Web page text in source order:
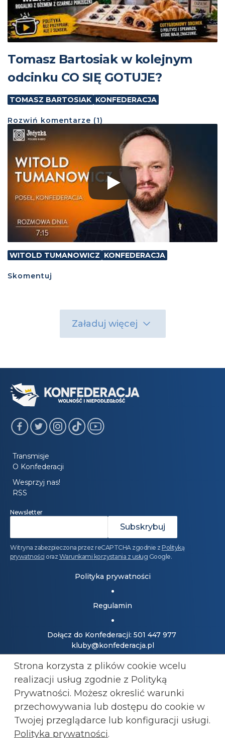
Tomasz Bartosiak w kolejnym
odcinku CO SIĘ GOTUJE?
TOMASZ BARTOSIAK KONFEDERACJA
Rozwiń komentarze (1)
WITOLD TUMANOWICZ KONFEDERACJA
Skomentuj
Załaduj więcej
Transmisje
O Konfederacji
Wesprzyj nas!
RSS
Newsletter
Witryna zabezpieczona przez reCAPTCHA zgodnie z Polityką
prywatności oraz Warunkami korzystania z usług Google.
Polityka prywatności
Regulamin
Dołącz do Konfederacji: 501 447 977
kluby@konfederacja.pl
Kontakt dla mediów: 690 868 101
biuro.prasowe@konfederacja.pl
Zobacz uproszczoną wersję strony
Strona korzysta z plików cookie wcelu
realizacji usług zgodnie z Polityką
Prywatności. Możesz okreslić warunki
przechowywania lub dostępu do cookie w
Twojej przeglądarce lub konfiguracji usługi.
Polityka prywatności.